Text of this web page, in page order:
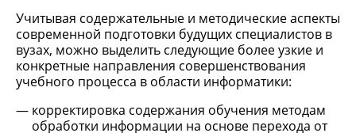
Учитывая содержательные и методические аспекты
современной подготовки будущих специалистов в
вузах, можно выделить следующие более узкие и
конкретные направления совершенствования
учебного процесса в области информатики:
корректировка содержания обучения методам
обработки информации на основе перехода от